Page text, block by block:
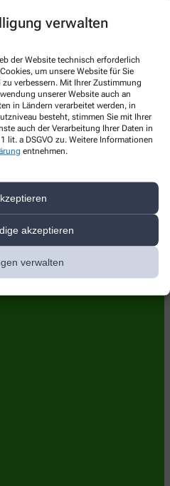
verwalten
der Website technisch erforderlich
um unsere Website für Sie
verbessern. Mit Ihrer Zustimmung
unserer Website auch an
in Ländern verarbeitet werden, in
besteht, stimmen Sie mit Ihrer
auch der Verarbeitung Ihrer Daten in
lit. a DSGVO zu. Weitere Informationen
entnehmen.
akzeptieren
verwalten
Internet
Prämien bekommen
0911/ 89 90 69